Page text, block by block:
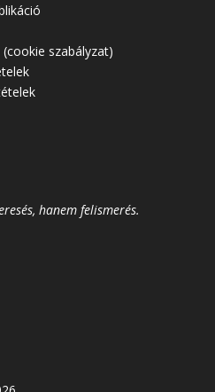
szabályzat)
hanem felismerés.